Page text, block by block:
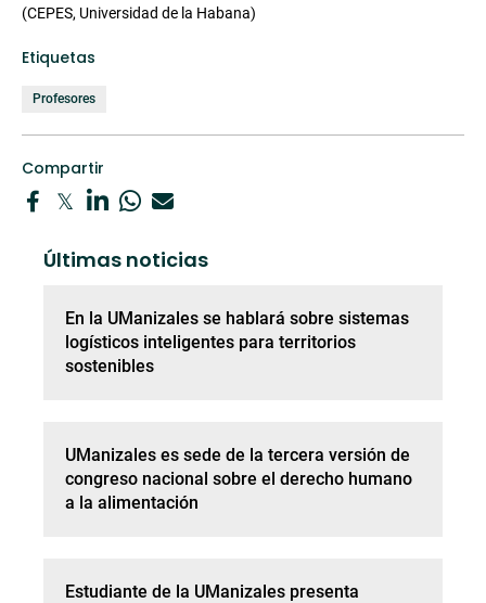
(CEPES, Universidad de la Habana)
Etiquetas
Profesores
Compartir
Últimas noticias
En la UManizales se hablará sobre sistemas
logísticos inteligentes para territorios
sostenibles
UManizales es sede de la tercera versión de
congreso nacional sobre el derecho humano
a la alimentación
Estudiante de la UManizales presenta